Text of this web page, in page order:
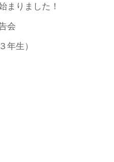
りました！
会
生）